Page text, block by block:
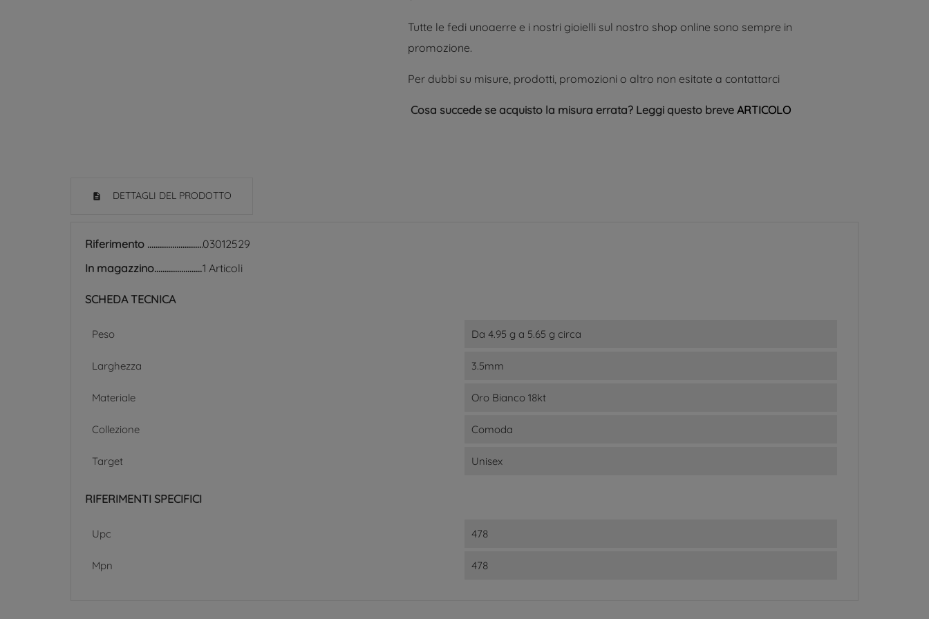
Tutte le fedi unoaerre e i nostri gioielli sul nostro shop online sono sempre in
promozione.
Per dubbi su misure, prodotti, promozioni o altro non esitate a contattarci
Cosa succede se acquisto la misura errata? Leggi questo breve ARTICOLO
DETTAGLI DEL PRODOTTO
Riferimento
03012529
In magazzino
1 Articoli
SCHEDA TECNICA
Peso Da 4.95 g a 5.65 g circa
Larghezza 3.5mm
Materiale Oro Bianco 18kt
Collezione Comoda
Target Unisex
RIFERIMENTI SPECIFICI
Upc 478
Mpn 478